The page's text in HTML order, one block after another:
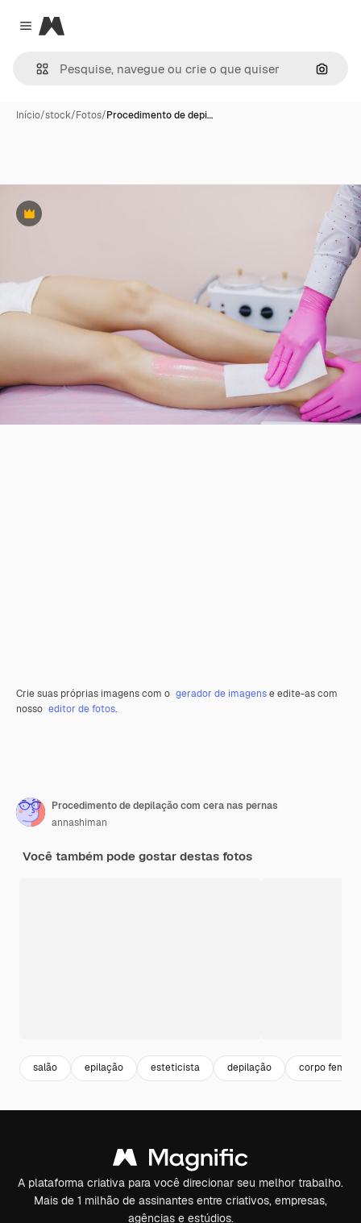
Close menu
Magnific
Início/stock/Fotos/Procedimento de depi…
Premium
Crie suas próprias imagens com o gerador de imagense edite-as com
nosso editor de fotos.
Procedimento de depilação com cera nas pernas
annashiman
Você também pode gostar destas fotos
salão epilação esteticista depilação corpo
A plataforma criativa para você direcionar seu melhor trabalho.
Mais de 1 milhão de assinantes entre criativos, empresas,
agências e estúdios.